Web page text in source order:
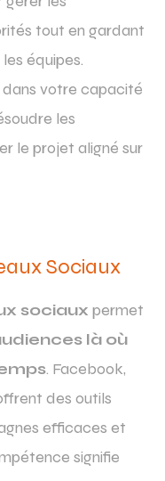
tout en gardant
équipes.
dans votre capacité
les
le projet aligné sur
Sociaux
sociaux permet
là où
. Facebook,
des outils
efficaces et
signifie